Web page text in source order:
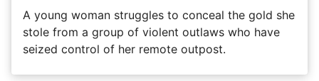
A young woman struggles to conceal the gold she
stole from a group of violent outlaws who have
seized control of her remote outpost.